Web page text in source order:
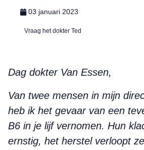
03 januari 2023
Vraag het dokter Ted
Dag dokter Van Essen,
Van twee mensen in mijn
heb ik het gevaar van een
B6 in je lijf vernomen. Hun
ernstig, het herstel verloopt